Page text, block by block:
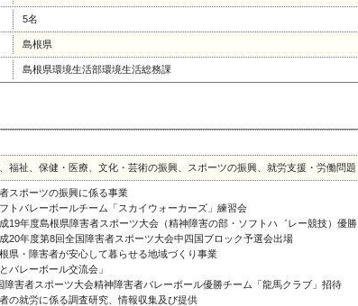
5名
島根県
島根県環境生活部環境生活総務課
福祉、保健・医療、文化・芸術の振興、スポーツの振興、就労支援・労働問題
スポーツの振興に係る事業
フトバレーボールチーム「スカイウォーカーズ」練習会
成19年度島根県障害者スポーツ大会（精神障害の部・ソフトハ゛レー競技）優勝
成20年度第8回全国障害者スポーツ大会中四国ブロック予選会出場
根県・障害者が安心して暮らせる地域づくり事業
バレーボール交流会」
障害者スポーツ大会精神障害者バレーボール優勝チーム「龍馬クラブ」招待
の就労に係る調査研究、情報収集及び提供